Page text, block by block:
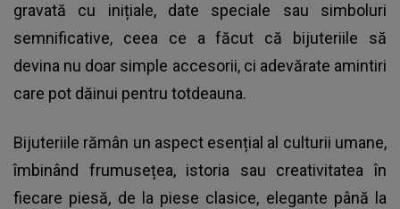
gravată cu inițiale, date speciale sau simboluri
semnificative, ceea ce a făcut că bijuteriile să
devina nu doar simple accesorii, ci adevărate amintiri
care pot dăinui pentru totdeauna.
Bijuteriile rămân un aspect esențial al culturii umane,
îmbinând frumusețea, istoria sau creativitatea în
fiecare piesă, de la piese clasice, elegante până la